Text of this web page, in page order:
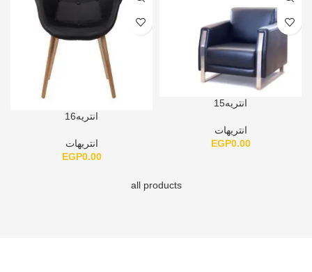
انتريه15
انتريهات
EGP0.00
انتريه16
انتريهات
EGP0.00
all products